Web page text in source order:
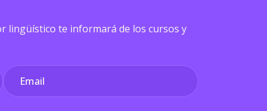
lingüístico te informará de los cursos y